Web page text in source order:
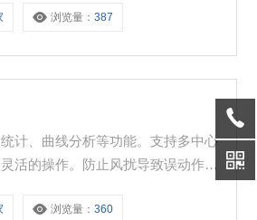
为低洼地区居民撤离争取时间。监
浏览量：387
计、曲线分析等功能。支持多中心
活的操作。防止风扰导致误动作，
据，支持瞬时、日、累计雨量值上
浏览量：360